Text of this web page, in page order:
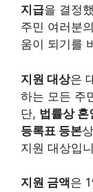
지급을 결정
주민 여러분
움이 되기를
지원 대상은
하는 모든 주
단, 법률상 혼
등록표 등본
지원 대상입
지원 금액은